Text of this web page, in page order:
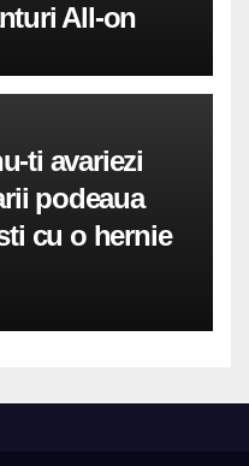
All-on
ti avariezi
podeaua
cu o hernie